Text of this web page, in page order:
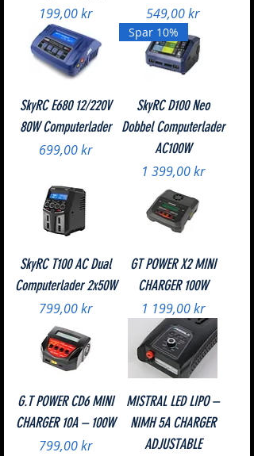
Pris
199,00 kr
Pris
549,00 kr
SkyRC E680 12/220V
80W Computerlader
Pris
699,00 kr
Spar 10%
SkyRC D100 Neo
Dobbel Computerlader
AC100W
Pris
1 399,00 kr
SkyRC T100 AC Dual
Computerlader 2x50W
Pris
799,00 kr
GT POWER X2 MINI
CHARGER 100W
Pris
1 199,00 kr
G.T POWER CD6 MINI
CHARGER 10A – 100W
Pris
799,00 kr
MISTRAL LED LIPO –
NIMH 5A CHARGER
ADJUSTABLE